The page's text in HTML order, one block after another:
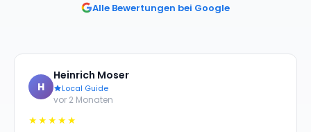
Alle Bewertungen bei Google
H
Heinrich Moser
Local Guide
vor 2 Monaten
★★★★★